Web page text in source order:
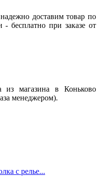
доставим товар по
бесплатно при заказе от
из магазина в Коньково
менеджером).
с релье...